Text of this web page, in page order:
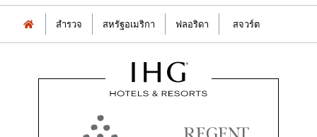
สำรวจ สหรัฐอเมริกา ฟลอริดา สจวร์ต